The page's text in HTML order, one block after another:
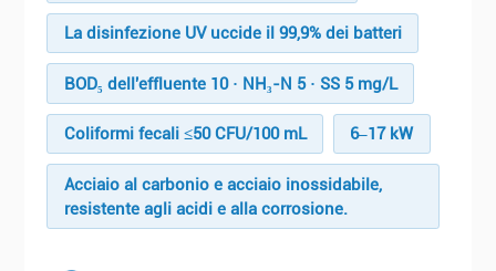
La disinfezione UV uccide il 99,9% dei batteri
BOD₅ dell'effluente 10 · NH₃-N 5 · SS 5 mg/L
Coliformi fecali ≤50 CFU/100 mL 6–17 kW
Acciaio al carbonio e acciaio inossidabile,
resistente agli acidi e alla corrosione.